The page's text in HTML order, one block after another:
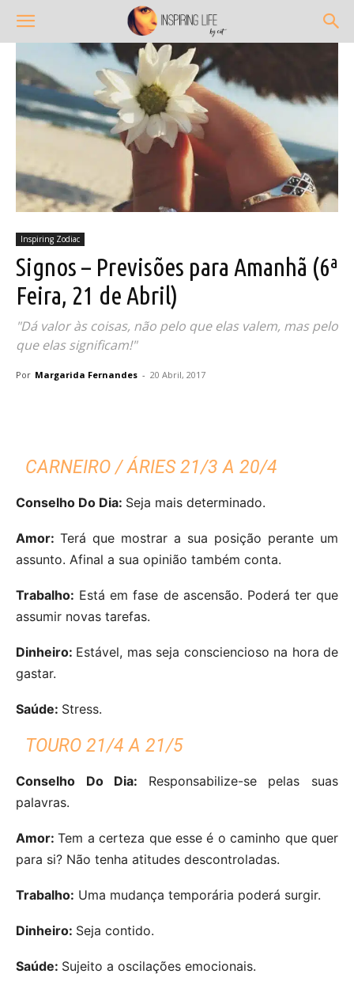
Inspiring Zodiac
Signos – Previsões para Amanhã (6ª
Feira, 21 de Abril)
"Dá valor às coisas, não pelo que elas valem, mas pelo
que elas significam!"
Por Margarida Fernandes - 20 Abril, 2017
CARNEIRO / ÁRIES 21/3 A 20/4
Conselho Do Dia: Seja mais determinado.
Amor: Terá que mostrar a sua posição perante um
assunto. Afinal a sua opinião também conta.
Trabalho: Está em fase de ascensão. Poderá ter que
assumir novas tarefas.
Dinheiro: Estável, mas seja consciencioso na hora de
gastar.
Saúde: Stress.
TOURO 21/4 A 21/5
Conselho Do Dia: Responsabilize-se pelas suas
palavras.
Amor:Tem a certeza que esse é o caminho que quer
para si? Não tenha atitudes descontroladas.
Trabalho: Uma mudança temporária poderá surgir.
Dinheiro: Seja contido.
Saúde: Sujeito a oscilações emocionais.